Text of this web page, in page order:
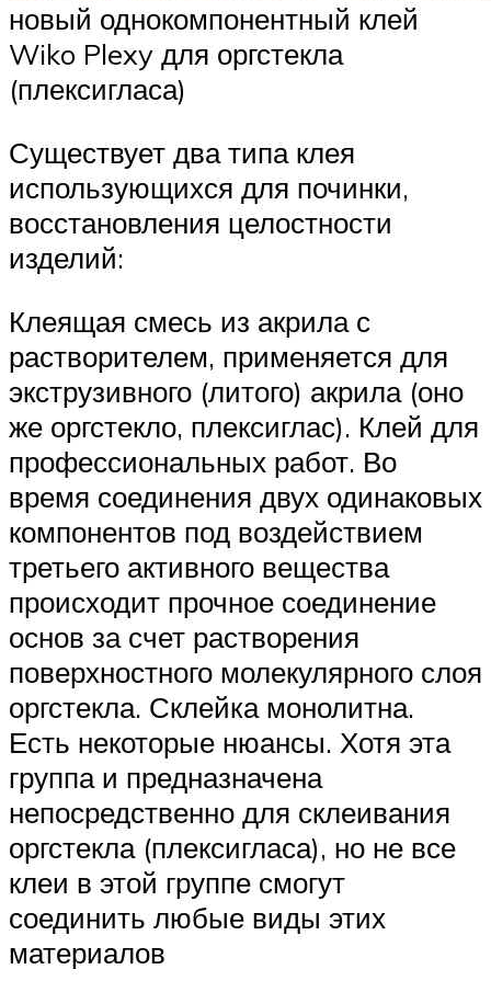
новый однокомпонентный клей
Wiko Plexy для оргстекла
(плексигласа)
Существует два типа клея
использующихся для починки,
восстановления целостности
изделий:
Клеящая смесь из акрила с
растворителем, применяется для
экструзивного (литого) акрила (оно
же оргстекло, плексиглас). Клей для
профессиональных работ. Во
время соединения двух одинаковых
компонентов под воздействием
третьего активного вещества
происходит прочное соединение
основ за счет растворения
поверхностного молекулярного слоя
оргстекла. Склейка монолитна.
Есть некоторые нюансы. Хотя эта
группа и предназначена
непосредственно для склеивания
оргстекла (плексигласа), но не все
клеи в этой группе смогут
соединить любые виды этих
материалов